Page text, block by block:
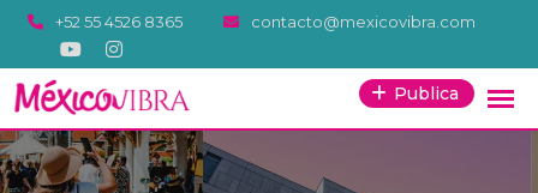
Saltar
contenido
+52 55 4526 8365 contacto@mexicovibra.com
Publica